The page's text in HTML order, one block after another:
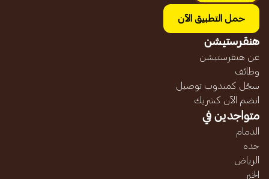
حمل التطبيق الآن
هنقرستيشن
عن هنقرستيشن
وظائف
سجّل كمندوب توصيل
انضم الآن كشريك
متواجدين في
الدمام
جده
الرياض
الخبر